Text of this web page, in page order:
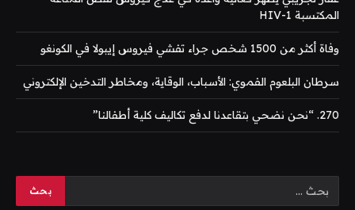
المكتسبة HIV-1
وفاة أكثر من 1500 شخص جراء تفشي فيروس إيبولا في الكونغو
سرطان البلعوم الفموي: الأسباب، الوقاية، ومخاطر التدخين الإلكتروني
270. “نحن نضحي بتقاعدنا لدفع تكاليف كلية أطفالنا”